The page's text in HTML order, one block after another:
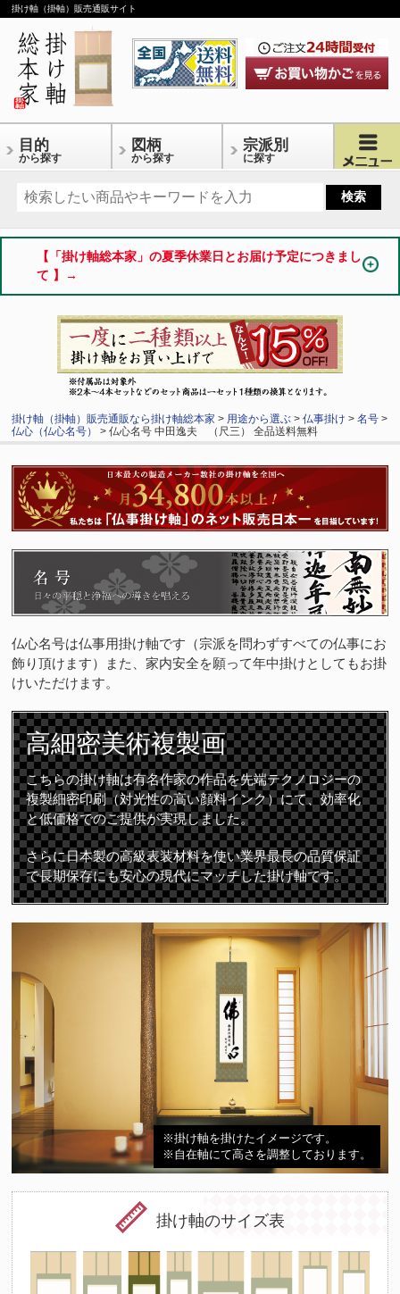
掛け軸（掛軸）販売通販サイト
目的
から探す
図柄
から探す
宗派別
に探す
【「掛け軸総本家」の夏季休業日とお届け予定につきまし
て 】→
掛け軸（掛軸）販売通販なら掛け軸総本家 > 用途から選ぶ >仏事掛け >名号 >
仏心（仏心名号）
> 仏心名号 中田逸夫 （尺三） 全品送料無料
仏心名号は仏事用掛け軸です（宗派を問わずすべての仏事にお
飾り頂けます）また、家内安全を願って年中掛けとしてもお掛
けいただけます。
高細密美術複製画
こちらの掛け軸は有名作家の作品を先端テクノロジーの
複製細密印刷（対光性の高い顔料インク）にて、効率化
と低価格でのご提供が実現しました。
さらに日本製の高級表装材料を使い業界最長の品質保証
で長期保存にも安心の現代にマッチした掛け軸です。
※掛け軸を掛けたイメージです。
※自在軸にて高さを調整しております。
掛け軸のサイズ表